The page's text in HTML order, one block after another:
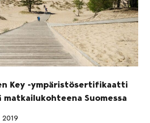
Key -ympäristösertifikaatti
matkailukohteena Suomessa